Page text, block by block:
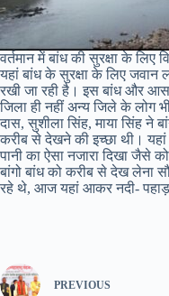
वर्तमान में बांध की सुरक्षा के लिए
यहां बांध के सुरक्षा के लिए जवान
रखी जा रही है। इस बांध और
जिला ही नहीं अन्य जिले के लोग
दास, सुशीला सिंह, माया सिंह ने
करीब से देखने की इच्छा थी।
पानी का ऐसा नजारा दिखा जैसे
बांगो बांध को करीब से देख लेना
रहे थे, आज यहां आकर नदी-
PREVIOUS